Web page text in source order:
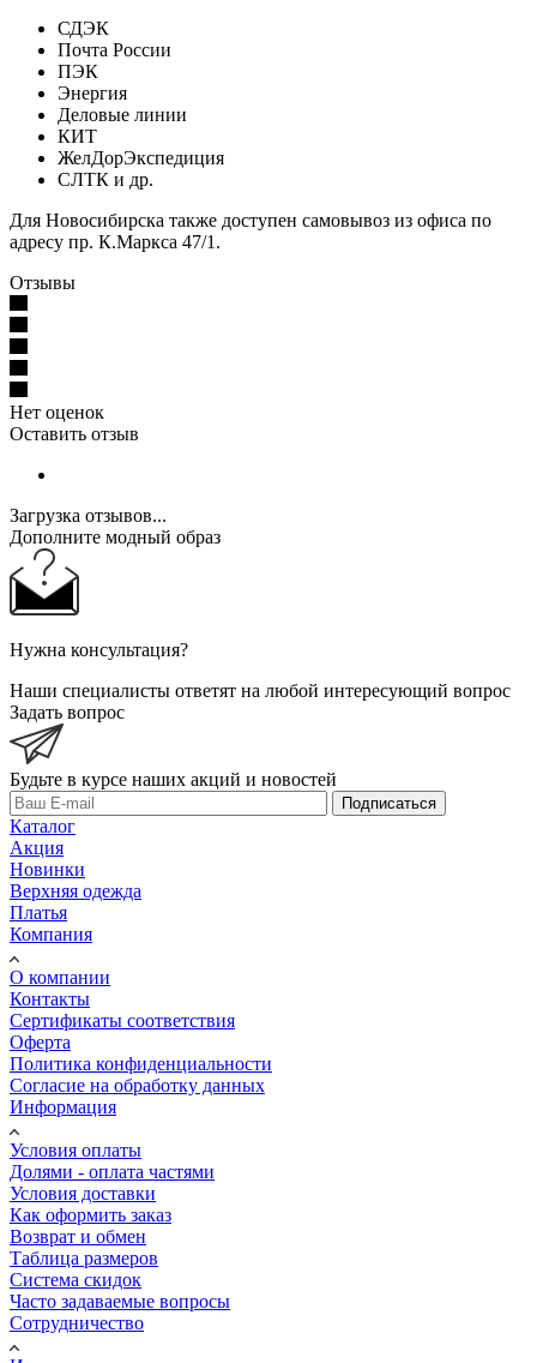
СДЭК
Почта России
ПЭК
Энергия
Деловые линии
КИТ
ЖелДорЭкспедиция
СЛТК и др.
Для Новосибирска также доступен самовывоз из офиса по
адресу пр. К.Маркса 47/1.
Отзывы
Нет оценок
Оставить отзыв
Загрузка отзывов...
Дополните модный образ
Нужна консультация?
Наши специалисты ответят на любой интересующий вопрос
Задать вопрос
Будьте в курсе наших акций и новостей
Подписаться
Каталог
Акция
Новинки
Верхняя одежда
Платья
Компания
О компании
Контакты
Сертификаты соответствия
Оферта
Политика конфиденциальности
Согласие на обработку данных
Информация
Условия оплаты
Долями - оплата частями
Условия доставки
Как оформить заказ
Возврат и обмен
Таблица размеров
Система скидок
Часто задаваемые вопросы
Сотрудничество